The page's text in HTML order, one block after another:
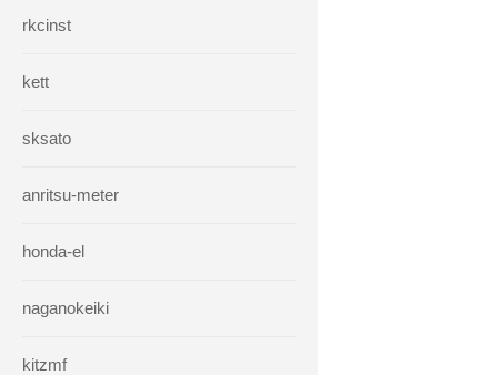
rkcinst
kett
sksato
anritsu-meter
honda-el
naganokeiki
kitzmf